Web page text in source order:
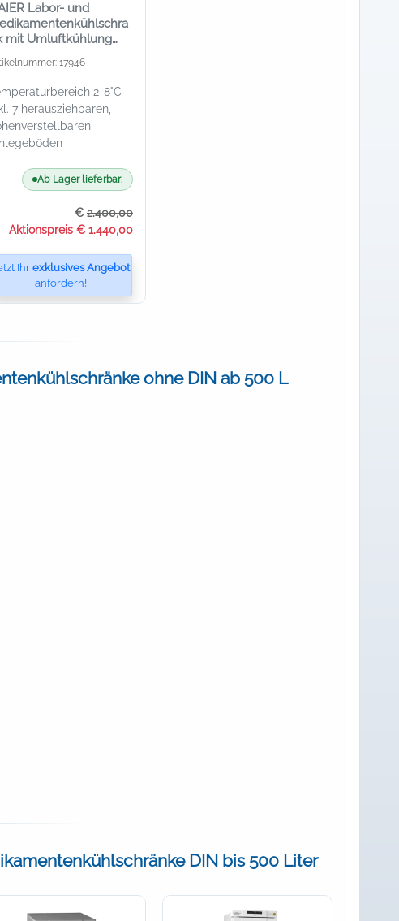
Labor- und
mit Umluftkühlung
Glastür, 390 Liter
17946
2-8°C -
7 herausziehbaren,
Ab Lager lieferbar.
€ 2.400,00
Aktionspreis € 1.440,00
Ihrexklusives Angebot
anfordern!
ohne DIN ab 500 L
DIN bis 500 Liter